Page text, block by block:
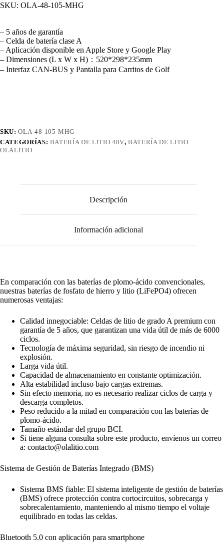
SKU: OLA-48-105-MHG
– 5 años de garantía
– Celda de batería clase A
– Aplicación disponible en Apple Store y Google Play
– Dimensiones (L x W x H)：520*298*235mm
– Interfaz CAN-BUS y Pantalla para Carritos de Golf
SKU:OLA-48-105-MHG
CATEGORÍAS: BATERÍA DE LITIO 48V,BATERÍA DE LITIO
OLALITIO
Descripción
Información adicional
En comparación con las baterías de plomo-ácido convencionales,
nuestras baterías de fosfato de hierro y litio (LiFePO4) ofrecen
numerosas ventajas:
Calidad innegociable: Celdas de litio de grado A premium con
garantía de 5 años, que garantizan una vida útil de más de 6000
ciclos.
Tecnología de máxima seguridad, sin riesgo de incendio ni
explosión.
Larga vida útil.
Capacidad de almacenamiento en constante optimización.
Alta estabilidad incluso bajo cargas extremas.
Sin efecto memoria, no es necesario realizar ciclos de carga y
descarga completos.
Peso reducido a la mitad en comparación con las baterías de
plomo-ácido.
Tamaño estándar del grupo BCI.
Si tiene alguna consulta sobre este producto, envíenos un correo
a: contacto@olalitio.com
Sistema de Gestión de Baterías Integrado (BMS)
Sistema BMS fiable: El sistema inteligente de gestión de baterías
(BMS) ofrece protección contra cortocircuitos, sobrecarga y
sobrecalentamiento, manteniendo al mismo tiempo el voltaje
equilibrado en todas las celdas.
Bluetooth 5.0 con aplicación para smartphone